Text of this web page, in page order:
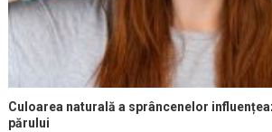
Culoarea naturală a sprâncenelor
părului